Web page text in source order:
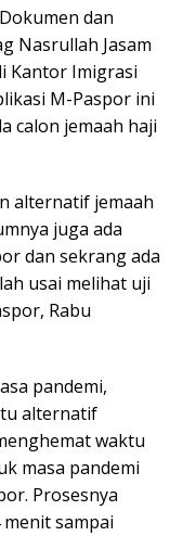
dan
Nasrullah Jasam
Kantor Imigrasi
M-Paspor ini
calon jemaah haji
alternatif jemaah
juga ada
dan sekrang ada
usai melihat uji
Rabu
pandemi,
alternatif
waktu
masa pandemi
Prosesnya
sampai